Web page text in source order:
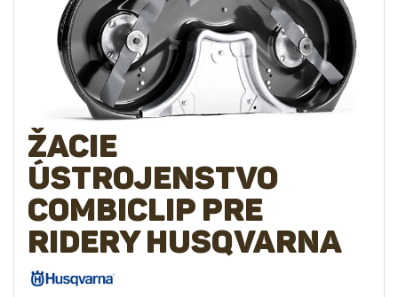
Žacie
ústrojenstvo
CombiClip pre
ridery Husqvarna